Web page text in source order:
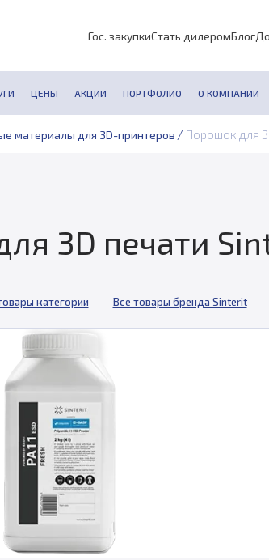
Гос. закупкиСтать дилеромБлог
ЦЕНЫ АКЦИИ ПОРТФОЛИО О КОМПАНИИ
материалы для 3D-принтеров / Порошок для
3D печати
категории Все товары бренда Sinterit